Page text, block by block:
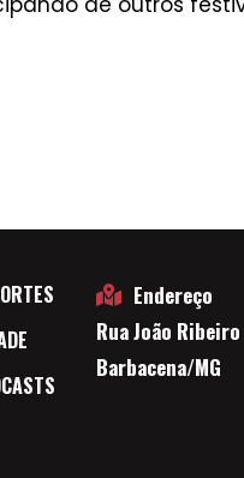
Endereço
Rua João
Barbacena/MG